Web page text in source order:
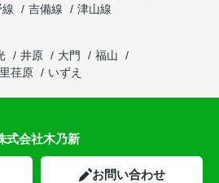
吉備線
津山線
井原 大門
福山
荏原 いずえ
式会社木乃新
お問い合わせ